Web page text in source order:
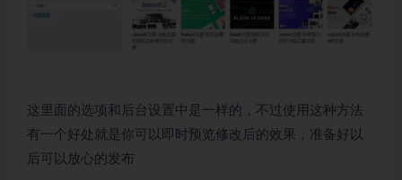
这里面的选项和后台设置中是一样的，不过使用这种方法
有一个好处就是你可以即时预览修改后的效果，准备好以
后可以放心的发布